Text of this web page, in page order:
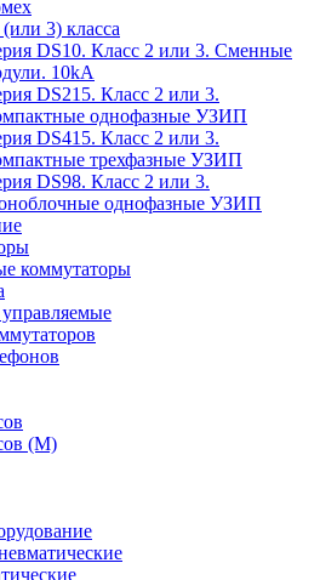
3) класса
DS10. Класс 2 или 3. Сменные
10kA
DS215. Класс 2 или 3.
однофазные УЗИП
DS415. Класс 2 или 3.
трехфазные УЗИП
DS98. Класс 2 или 3.
однофазные УЗИП
коммутаторы
(М)